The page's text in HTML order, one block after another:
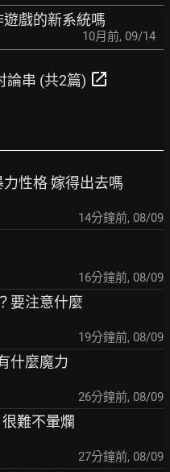
戲的新系統嗎
10月前, 09/14
論串 (共2篇) open_in_new
性格 嫁得出去嗎
14分鐘前, 08/09
16分鐘前, 08/09
要注意什麼
19分鐘前, 08/09
什麼魔力
26分鐘前, 08/09
難不暈爛
28分鐘前, 08/09